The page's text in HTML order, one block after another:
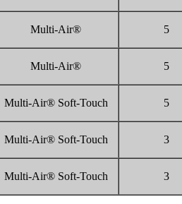
Multi-Air® 5
Multi-Air® 5
Multi-Air® Soft-Touch 5
Multi-Air® Soft-Touch 3
Multi-Air® Soft-Touch 3